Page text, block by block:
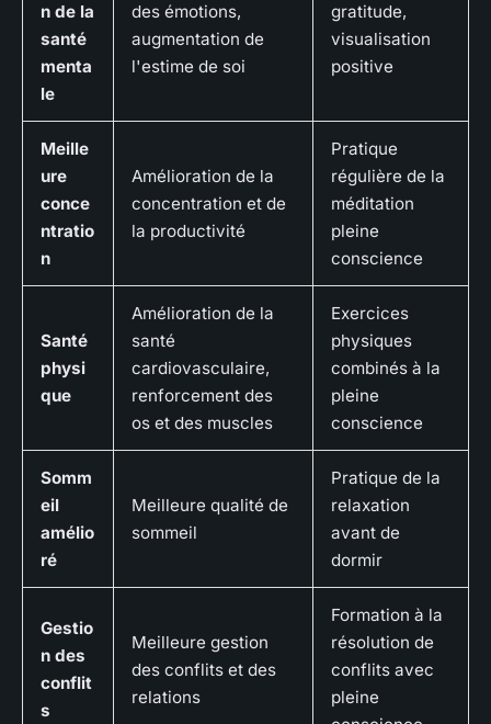
n de la
santé
menta
le
des émotions,
augmentation de
l'estime de soi
gratitude,
visualisation
positive
Meille
ure
conce
ntratio
n
Amélioration de la
concentration et de
la productivité
Pratique
régulière de la
méditation
pleine
conscience
Santé
physi
que
Amélioration de la
santé
cardiovasculaire,
renforcement des
os et des muscles
Exercices
physiques
combinés à la
pleine
conscience
Somm
eil
amélio
ré
Meilleure qualité de
sommeil
Pratique de la
relaxation
avant de
dormir
Gestio
n des
conflit
s
Meilleure gestion
des conflits et des
relations
Formation à la
résolution de
conflits avec
pleine